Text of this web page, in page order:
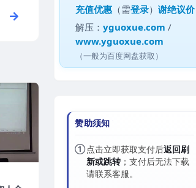
充值优惠 （需登录）谢绝议价
解压：yguoxue.com /
www.yguoxue.com
（一般为百度网盘获取）
赞助须知
①点击立即获取支付后返回刷
新或跳转；支付后无法下载
请联系客服。